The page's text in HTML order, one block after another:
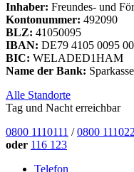
Inhaber: Freundes- und
Kontonummer: 492090
BLZ: 41050095
IBAN: DE79 4105 0095
BIC: WELADED1HAM
Name der Bank:
Alle Standorte
Tag und Nacht erreichbar
0800 1110111 /0800
oder 116 123
Telefon